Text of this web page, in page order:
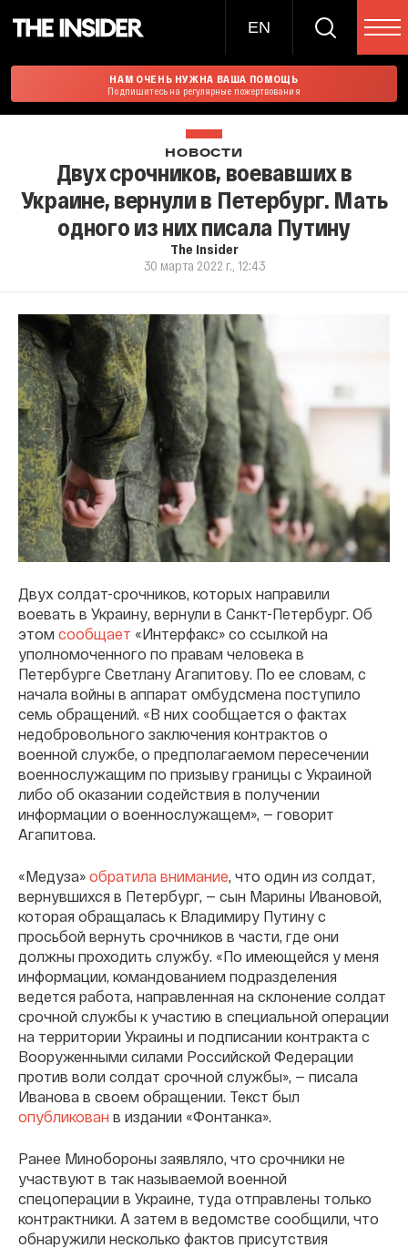
EN
НАМ ОЧЕНЬ НУЖНА ВАША ПОМОЩЬ
Подпишитесь на регулярные пожертвования
НОВОСТИ
Двух срочников, воевавших в
Украине, вернули в Петербург. Мать
одного из них писала Путину
The Insider
30 марта 2022 г., 12:43
Двух солдат-срочников, которых направили
воевать в Украину, вернули в Санкт-Петербург. Об
этом сообщает «Интерфакс» со ссылкой на
уполномоченного по правам человека в
Петербурге Светлану Агапитову. По ее словам, с
начала войны в аппарат омбудсмена поступило
семь обращений. «В них сообщается о фактах
недобровольного заключения контрактов о
военной службе, о предполагаемом пересечении
военнослужащим по призыву границы с Украиной
либо об оказании содействия в получении
информации о военнослужащем», — говорит
Агапитова.
«Медуза» обратила внимание, что один из солдат,
вернувшихся в Петербург, — сын Марины Ивановой,
которая обращалась к Владимиру Путину с
просьбой вернуть срочников в части, где они
должны проходить службу. «По имеющейся у меня
информации, командованием подразделения
ведется работа, направленная на склонение солдат
срочной службы к участию в специальной операции
на территории Украины и подписании контракта с
Вооруженными силами Российской Федерации
против воли солдат срочной службы», — писала
Иванова в своем обращении. Текст был
опубликован в издании «Фонтанка».
Ранее Минобороны заявляло, что срочники не
участвуют в так называемой военной
спецоперации в Украине, туда отправлены только
контрактники. А затем в ведомстве сообщили, что
обнаружили несколько фактов присутствия